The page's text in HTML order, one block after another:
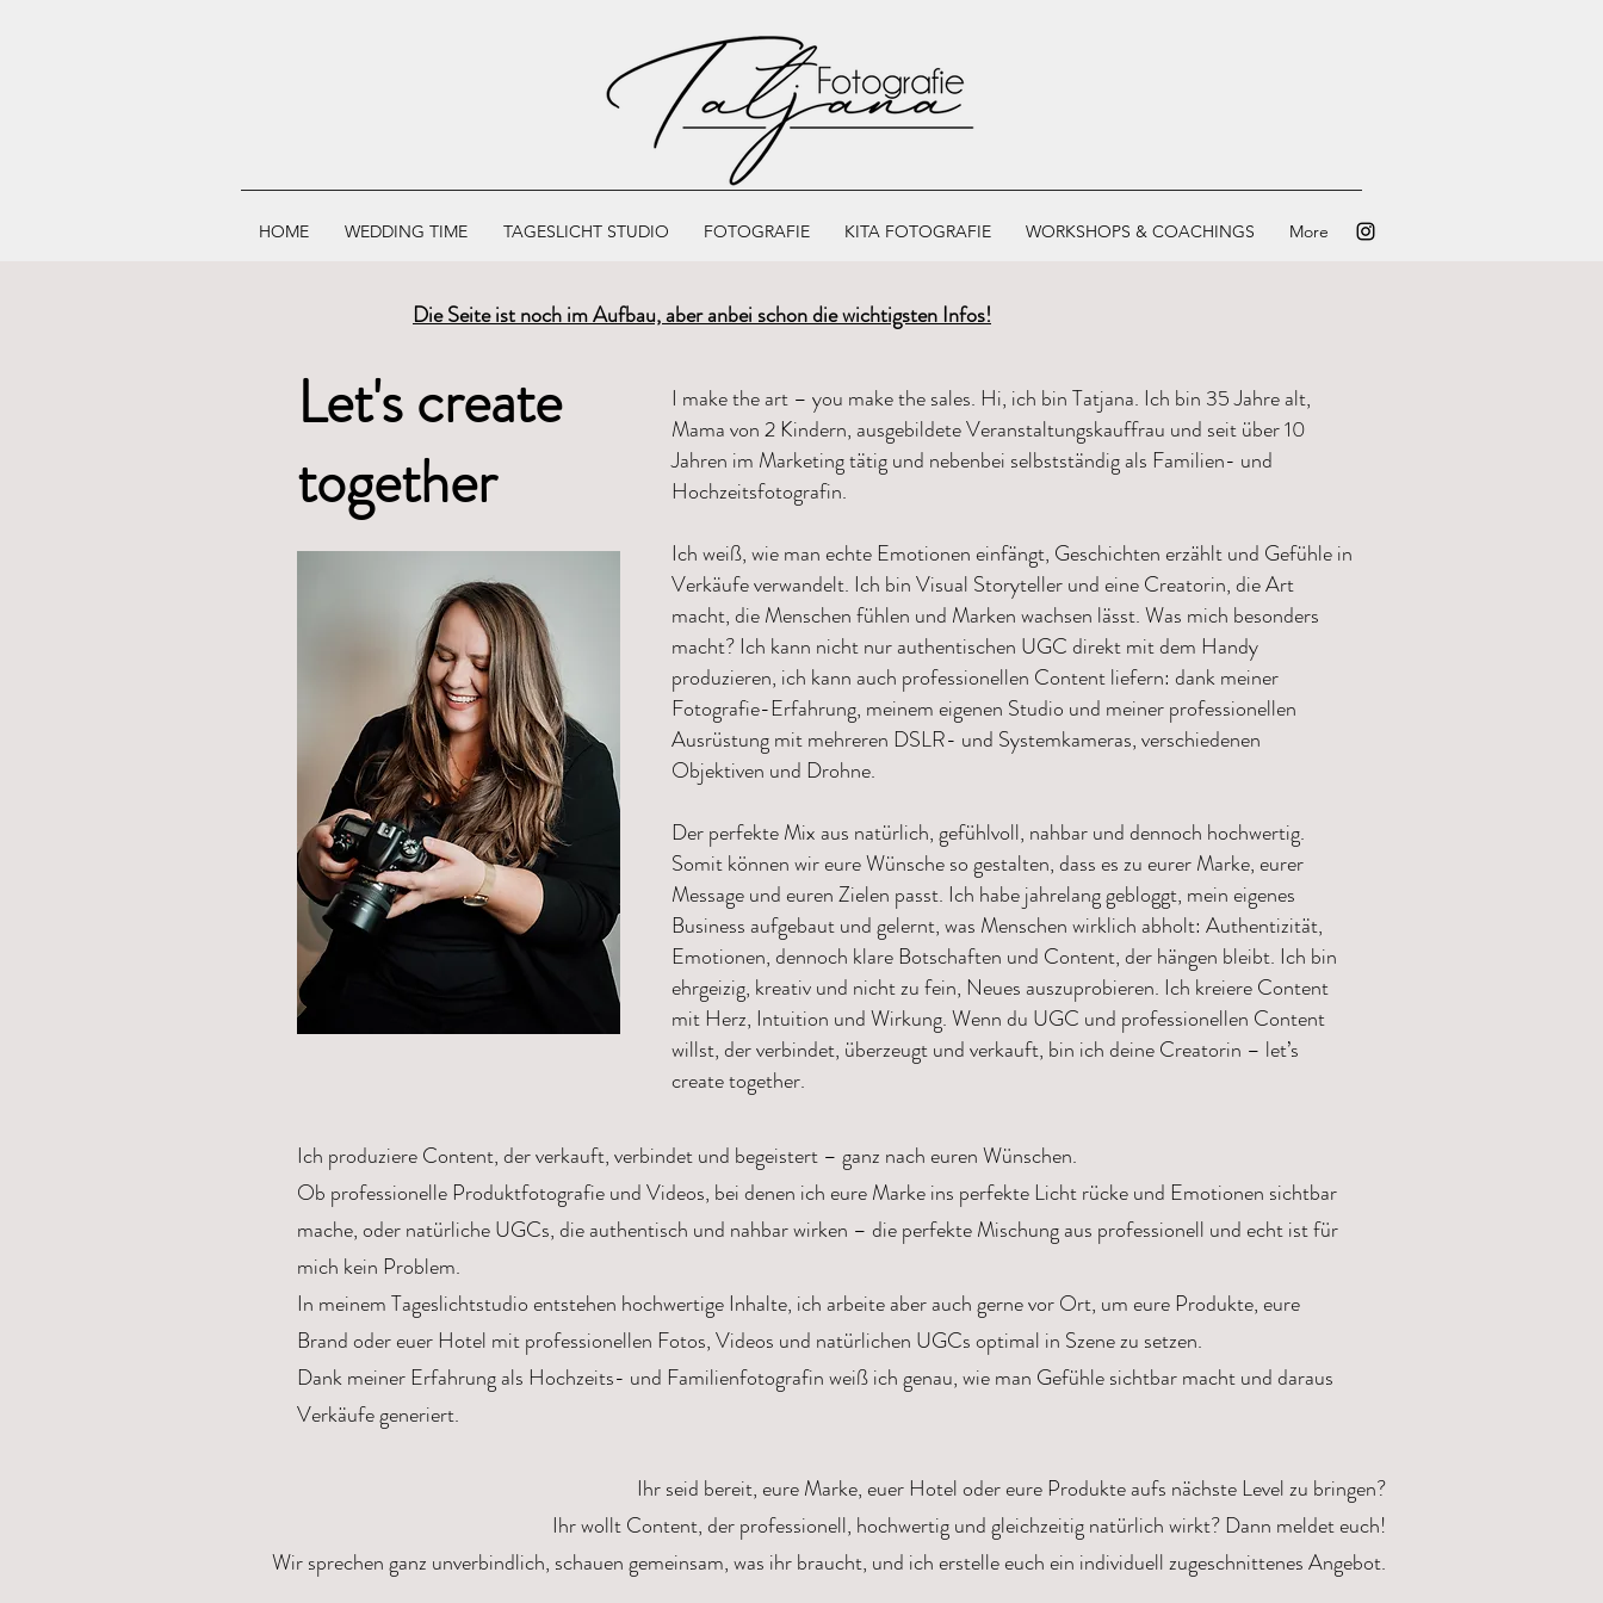
HOME WEDDING TIME TAGESLICHT STUDIO FOTOGRAFIE KITA FOTOGRAFIE WORKSHOPS & COACHINGS More
Die Seite ist noch im Aufbau, aber anbei schon die wichtigsten Infos!
Let's create
together
I make the art – you make the sales. Hi, ich bin Tatjana. Ich bin 35 Jahre alt,
Mama von 2 Kindern, ausgebildete Veranstaltungskauffrau und seit über 10
Jahren im Marketing tätig und nebenbei selbstständig als Familien- und
Hochzeitsfotografin.
Ich weiß, wie man echte Emotionen einfängt, Geschichten erzählt und Gefühle in
Verkäufe verwandelt. Ich bin Visual Storyteller und eine Creatorin, die Art
macht, die Menschen fühlen und Marken wachsen lässt. Was mich besonders
macht? Ich kann nicht nur authentischen UGC direkt mit dem Handy
produzieren, ich kann auch professionellen Content liefern: dank meiner
Fotografie-Erfahrung, meinem eigenen Studio und meiner professionellen
Ausrüstung mit mehreren DSLR- und Systemkameras, verschiedenen
Objektiven und Drohne.
Der perfekte Mix aus natürlich, gefühlvoll, nahbar und dennoch hochwertig.
Somit können wir eure Wünsche so gestalten, dass es zu eurer Marke, eurer
Message und euren Zielen passt. Ich habe jahrelang gebloggt, mein eigenes
Business aufgebaut und gelernt, was Menschen wirklich abholt: Authentizität,
Emotionen, dennoch klare Botschaften und Content, der hängen bleibt. Ich bin
ehrgeizig, kreativ und nicht zu fein, Neues auszuprobieren. Ich kreiere Content
mit Herz, Intuition und Wirkung. Wenn du UGC und professionellen Content
willst, der verbindet, überzeugt und verkauft, bin ich deine Creatorin – let’s
create together.
Ich produziere Content, der verkauft, verbindet und begeistert – ganz nach euren Wünschen.
Ob professionelle Produktfotografie und Videos, bei denen ich eure Marke ins perfekte Licht rücke und Emotionen sichtbar
mache, oder natürliche UGCs, die authentisch und nahbar wirken – die perfekte Mischung aus professionell und echt ist für
mich kein Problem.
In meinem Tageslichtstudio entstehen hochwertige Inhalte, ich arbeite aber auch gerne vor Ort, um eure Produkte, eure
Brand oder euer Hotel mit professionellen Fotos, Videos und natürlichen UGCs optimal in Szene zu setzen.
Dank meiner Erfahrung als Hochzeits- und Familienfotografin weiß ich genau, wie man Gefühle sichtbar macht und daraus
Verkäufe generiert.
Ihr seid bereit, eure Marke, euer Hotel oder eure Produkte aufs nächste Level zu bringen?
Ihr wollt Content, der professionell, hochwertig und gleichzeitig natürlich wirkt? Dann meldet euch!
Wir sprechen ganz unverbindlich, schauen gemeinsam, was ihr braucht, und ich erstelle euch ein individuell zugeschnittenes Angebot.